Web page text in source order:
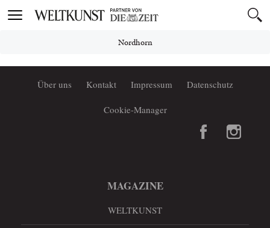
Toggle
Nordhorn
Über uns Kontakt Impressum Datenschutz
Cookie-Manager
MAGAZINE
WELTKUNST